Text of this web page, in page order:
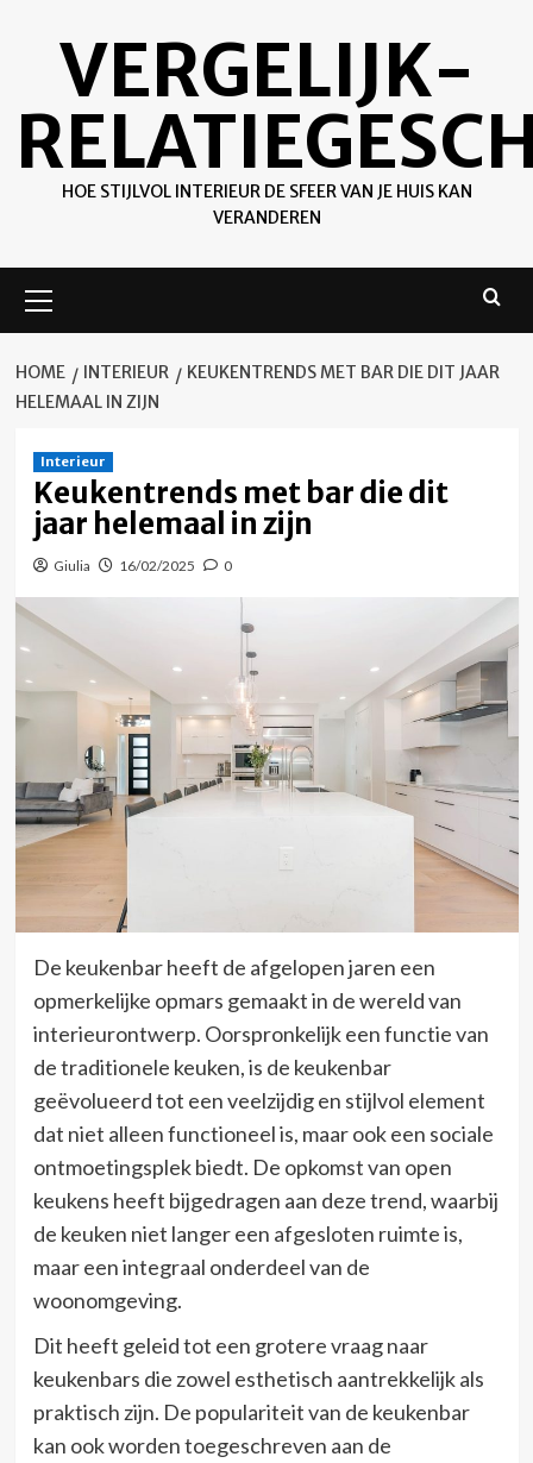
VERGELIJK-
HOE STIJLVOL INTERIEUR DE SFEER VAN JE HUIS KAN
VERANDEREN
menu
HOME INTERIEUR
KEUKENTRENDS MET BAR DIE DIT JAAR
HELEMAAL IN ZIJN
Interieur
Keukentrends met bar die dit
jaar helemaal in zijn
Giulia 16/02/2025 0
De keukenbar heeft de afgelopen jaren een
opmerkelijke opmars gemaakt in de wereld van
interieurontwerp. Oorspronkelijk een functie van
de traditionele keuken, is de keukenbar
geëvolueerd tot een veelzijdig en stijlvol element
dat niet alleen functioneel is, maar ook een sociale
ontmoetingsplek biedt. De opkomst van open
keukens heeft bijgedragen aan deze trend, waarbij
de keuken niet langer een afgesloten ruimte is,
maar een integraal onderdeel van de
woonomgeving.
Dit heeft geleid tot een grotere vraag naar
keukenbars die zowel esthetisch aantrekkelijk als
praktisch zijn. De populariteit van de keukenbar
kan ook worden toegeschreven aan de